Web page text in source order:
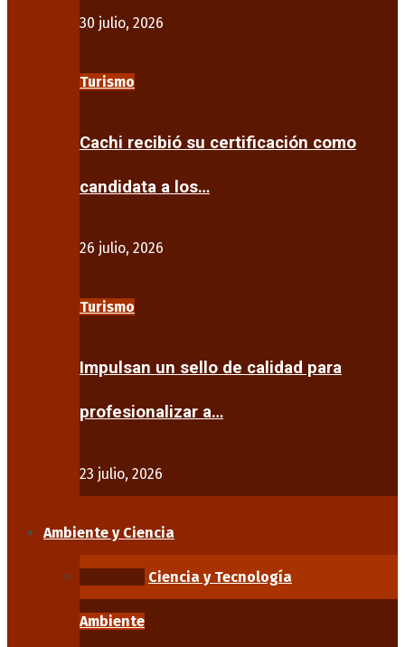
30 julio, 2026
Turismo
Cachi recibió su certificación como
candidata a los…
26 julio, 2026
Turismo
Impulsan un sello de calidad para
profesionalizar a…
23 julio, 2026
Ambiente y Ciencia
Ciencia y Tecnología
Ambiente